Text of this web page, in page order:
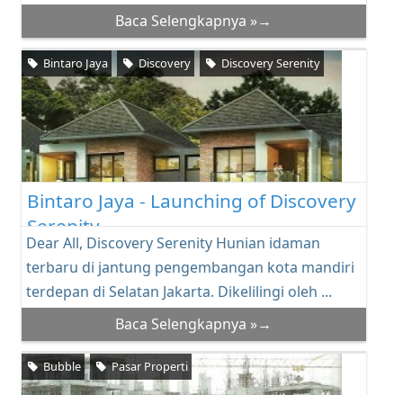
Baca Selengkapnya »→
Bintaro Jaya - Launching of Discovery
Serenity
Bintaro Jaya Discovery Discovery Serenity
Dear All, Discovery Serenity Hunian idaman
terbaru di jantung pengembangan kota mandiri
terdepan di Selatan Jakarta. Dikelilingi oleh ...
Baca Selengkapnya »→
Bubble Pasar Properti